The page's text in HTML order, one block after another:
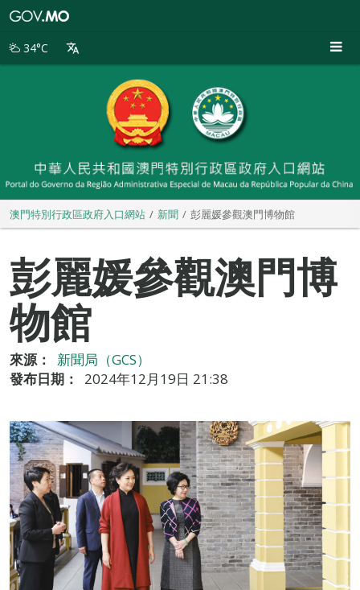
別
34°C
澳門特別行政區政府入口網站 新聞 彭麗媛參觀澳門博物館
彭麗媛參觀澳門博
物館
來源：
新聞局（GCS）
發布日期：
2024年12月19日 21:38